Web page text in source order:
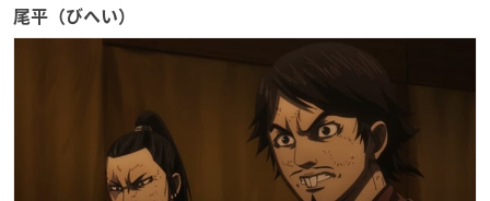
尾平（びへい）